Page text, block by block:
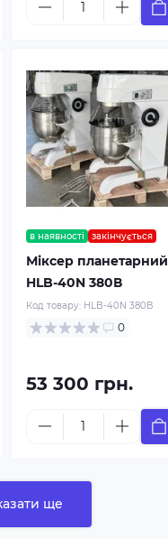
в наявності закінчується
Міксер планетарний
HLB-40N 380В
Код товару: HLB-40N 380В
0
53 300 грн.
ще